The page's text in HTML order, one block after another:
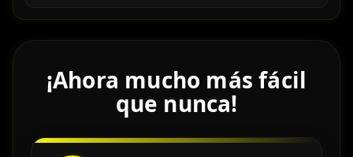
¡Ahora mucho más fácil
que nunca!